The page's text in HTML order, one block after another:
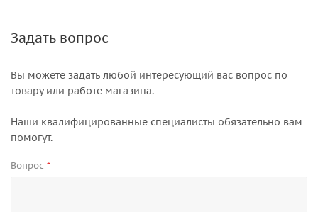
Задать вопрос
Вы можете задать любой интересующий вас вопрос по
товару или работе магазина.
Наши квалифицированные специалисты обязательно вам
помогут.
Вопрос *